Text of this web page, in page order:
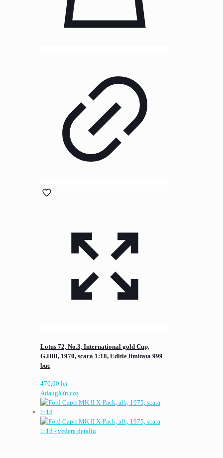
Lotus 72, No.3, International gold Cup,
G.Hill, 1970, scara 1:18, Editie limitata 999
buc
470,00 lei
Adaugă în coș